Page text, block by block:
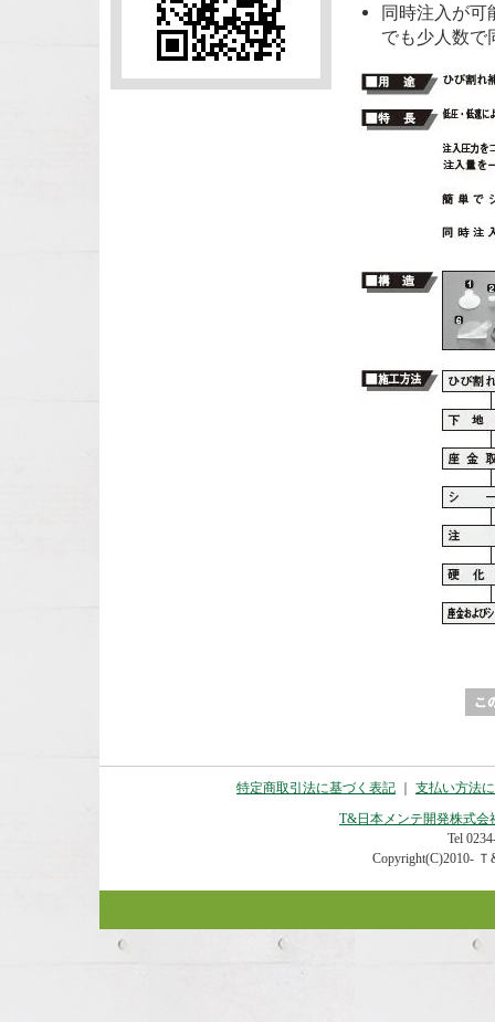
同時注入が可
でも少人数で
特定商取引法に基づく表記
支払い方法
T&日本メンテ開発株式会
Tel
Copyright(C)2010- Ｔ